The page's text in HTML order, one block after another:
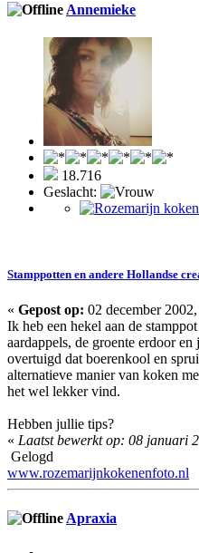
Annemieke
18.716
Geslacht:
Stamppotten en andere Hollandse
« Gepost op: 02 december
Ik heb een hekel aan de
aardappels, de groente erdoor
overtuigd dat boerenkool en
alternatieve manier van koken
het wel lekker vind.
Hebben jullie tips?
« Laatst bewerkt op: 08 januari
Gelogd
www.rozemarijnkokenenfoto.nl
Apraxia